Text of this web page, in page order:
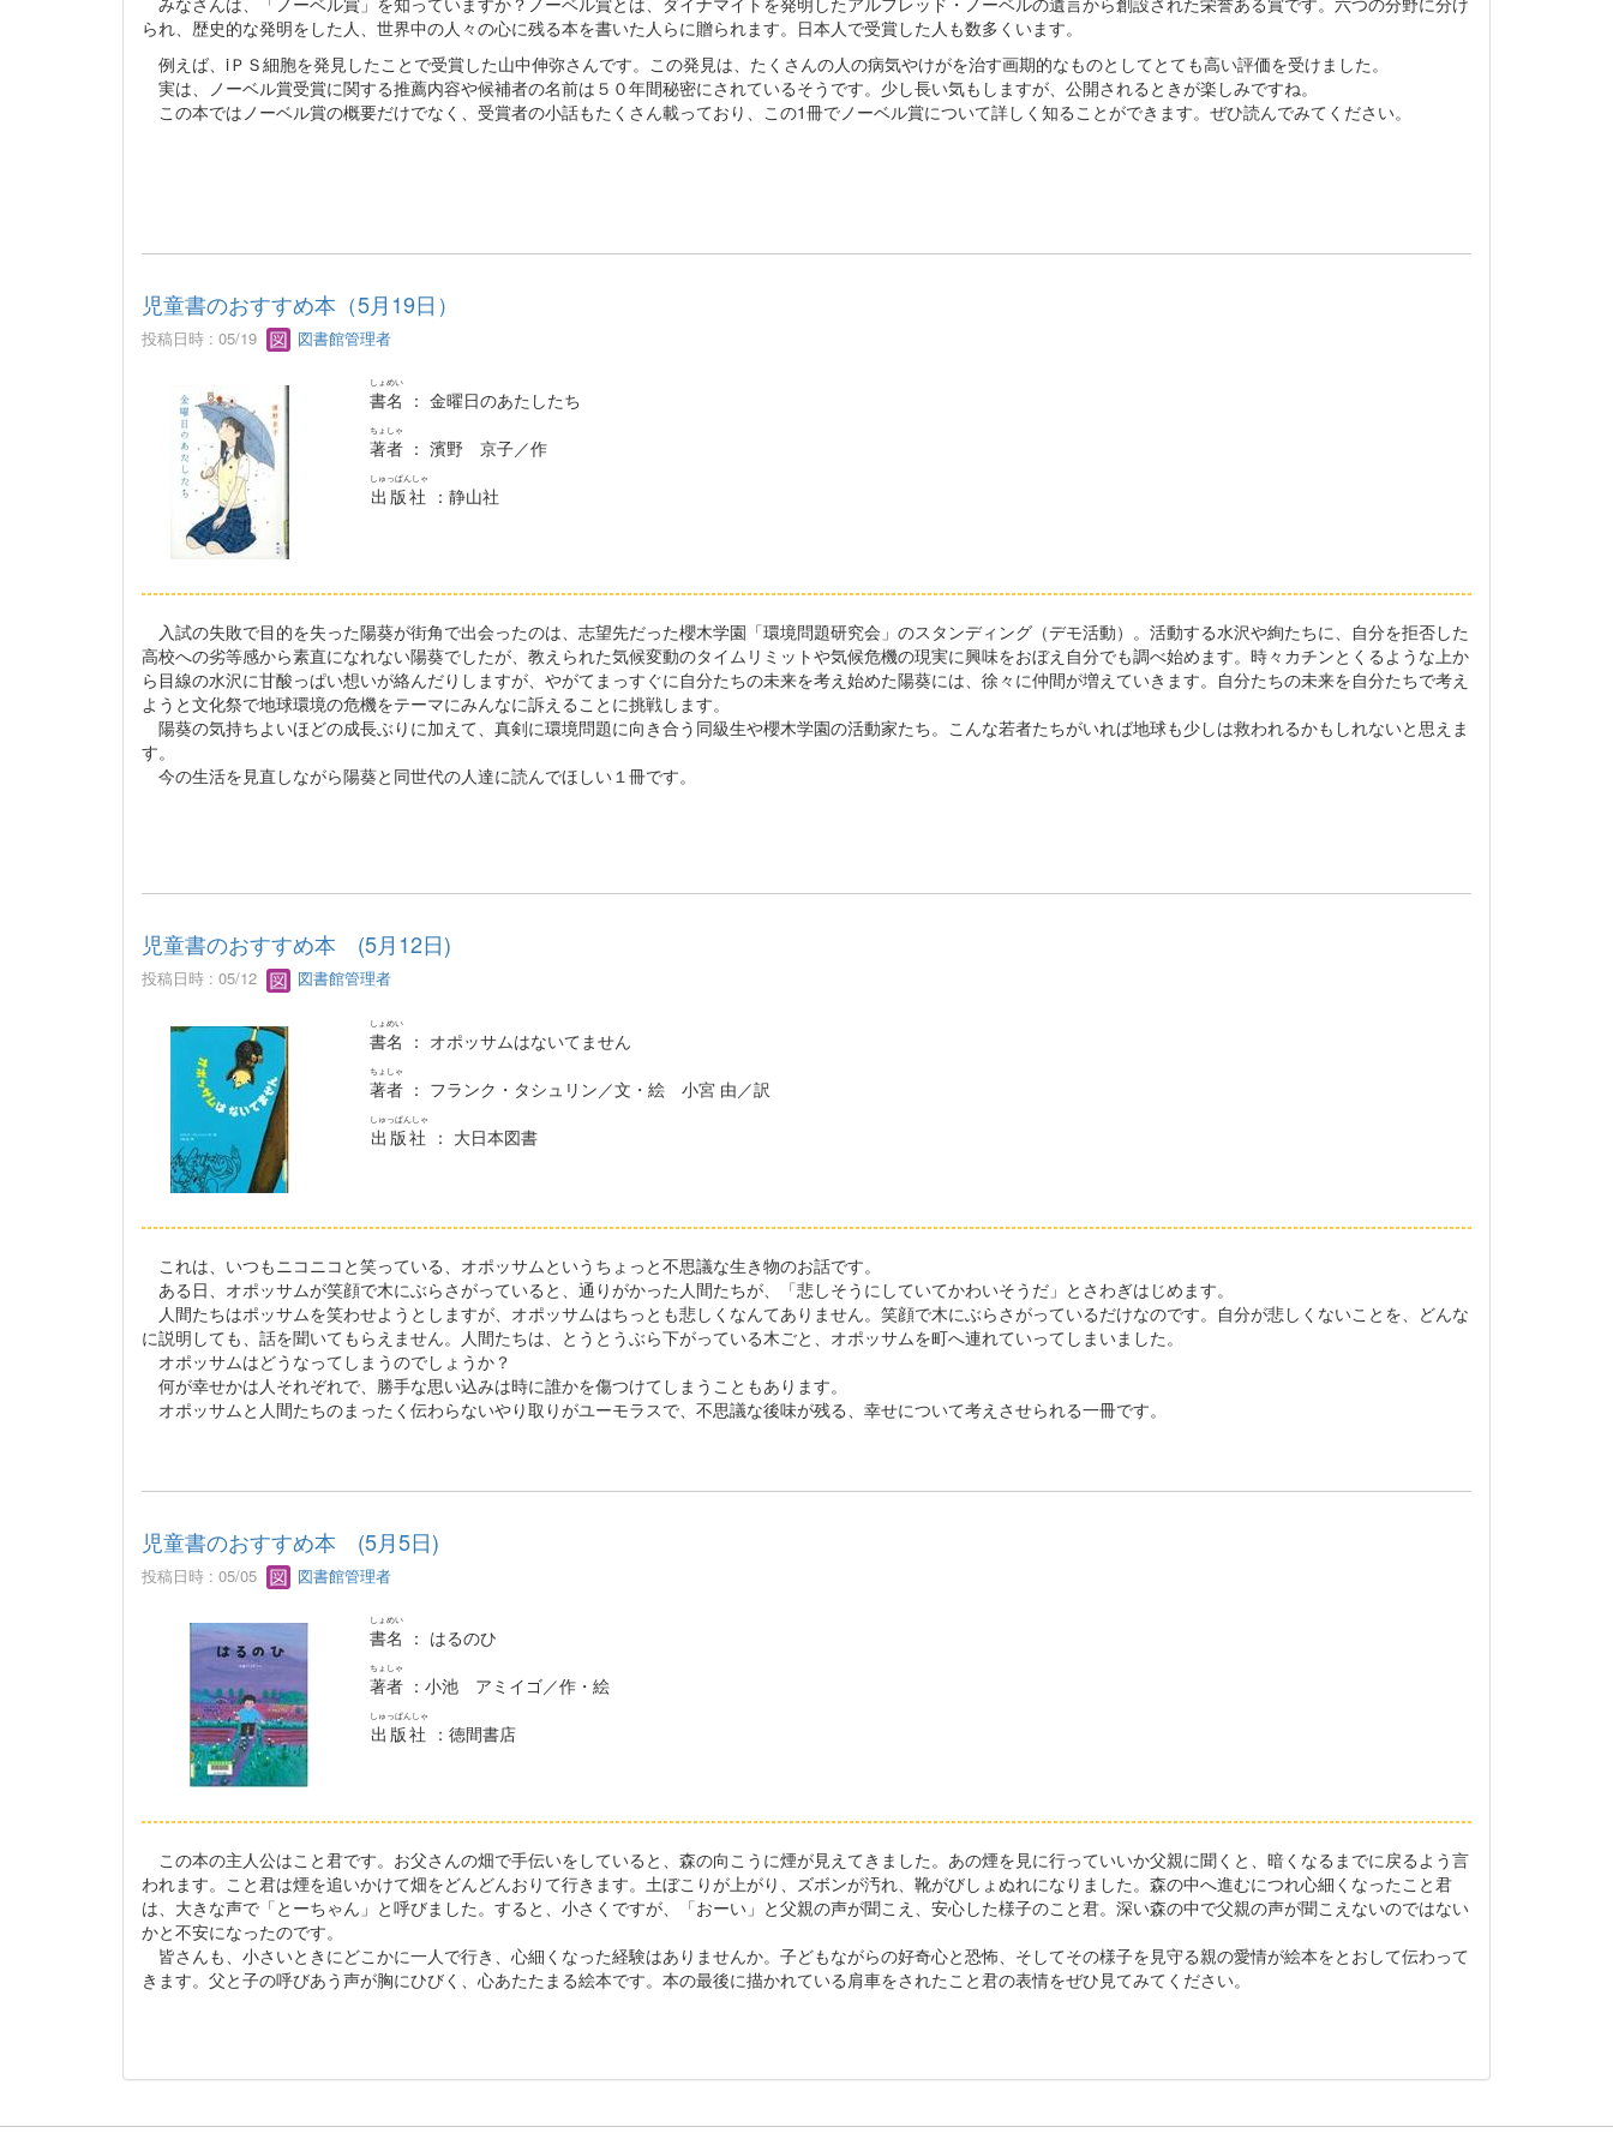
られ、歴史的な発明をした人、世界中の人々の心に残る本を書いた人らに贈られます。日本人で受賞した人も数多くいます。
例えば、iＰＳ細胞を発見したことで受賞した山中伸弥さんです。この発見は、たくさんの人の病気やけがを治す画期的なものとしてとても高い評価を受けました。
実は、ノーベル賞受賞に関する推薦内容や候補者の名前は５０年間秘密にされているそうです。少し長い気もしますが、公開されるときが楽しみですね。
この本ではノーベル賞の概要だけでなく、受賞者の小話もたくさん載っており、この1冊でノーベル賞について詳しく知ることができます。ぜひ読んでみてください。
児童書のおすすめ本（5月19日）
投稿日時 : 05/19 図書館管理者
書名
しょめい
： 金曜日のあたしたち
著者
ちょしゃ
： 濱野 京子／作
出版社
しゅっぱんしゃ
：静山社
入試の失敗で目的を失った陽葵が街角で出会ったのは、志望先だった櫻木学園「環境問題研究会」のスタンディング（デモ活動）。活動する水沢や絢たちに、自分を拒否した
高校への劣等感から素直になれない陽葵でしたが、教えられた気候変動のタイムリミットや気候危機の現実に興味をおぼえ自分でも調べ始めます。時々カチンとくるような上か
ら目線の水沢に甘酸っぱい想いが絡んだりしますが、やがてまっすぐに自分たちの未来を考え始めた陽葵には、徐々に仲間が増えていきます。自分たちの未来を自分たちで考え
ようと文化祭で地球環境の危機をテーマにみんなに訴えることに挑戦します。
陽葵の気持ちよいほどの成長ぶりに加えて、真剣に環境問題に向き合う同級生や櫻木学園の活動家たち。こんな若者たちがいれば地球も少しは救われるかもしれないと思えま
す。
今の生活を見直しながら陽葵と同世代の人達に読んでほしい１冊です。
児童書のおすすめ本 (5月12日)
投稿日時 : 05/12 図書館管理者
書名
しょめい
： オポッサムはないてません
著者
ちょしゃ
： フランク・タシュリン／文・絵 小宮 由／訳
出版社
しゅっぱんしゃ
： 大日本図書
これは、いつもニコニコと笑っている、オポッサムというちょっと不思議な生き物のお話です。
ある日、オポッサムが笑顔で木にぶらさがっていると、通りがかった人間たちが、「悲しそうにしていてかわいそうだ」とさわぎはじめます。
人間たちはポッサムを笑わせようとしますが、オポッサムはちっとも悲しくなんてありません。笑顔で木にぶらさがっているだけなのです。自分が悲しくないことを、どんな
に説明しても、話を聞いてもらえません。人間たちは、とうとうぶら下がっている木ごと、オポッサムを町へ連れていってしまいました。
オポッサムはどうなってしまうのでしょうか？
何が幸せかは人それぞれで、勝手な思い込みは時に誰かを傷つけてしまうこともあります。
オポッサムと人間たちのまったく伝わらないやり取りがユーモラスで、不思議な後味が残る、幸せについて考えさせられる一冊です。
児童書のおすすめ本 (5月5日)
投稿日時 : 05/05 図書館管理者
書名
しょめい
： はるのひ
著者
ちょしゃ
：小池 アミイゴ／作・絵
出版社
しゅっぱんしゃ
：徳間書店
この本の主人公はこと君です。お父さんの畑で手伝いをしていると、森の向こうに煙が見えてきました。あの煙を見に行っていいか父親に聞くと、暗くなるまでに戻るよう言
われます。こと君は煙を追いかけて畑をどんどんおりて行きます。土ぼこりが上がり、ズボンが汚れ、靴がびしょぬれになりました。森の中へ進むにつれ心細くなったこと君
は、大きな声で「とーちゃん」と呼びました。すると、小さくですが、「おーい」と父親の声が聞こえ、安心した様子のこと君。深い森の中で父親の声が聞こえないのではない
かと不安になったのです。
皆さんも、小さいときにどこかに一人で行き、心細くなった経験はありませんか。子どもながらの好奇心と恐怖、そしてその様子を見守る親の愛情が絵本をとおして伝わって
きます。父と子の呼びあう声が胸にひびく、心あたたまる絵本です。本の最後に描かれている肩車をされたこと君の表情をぜひ見てみてください。